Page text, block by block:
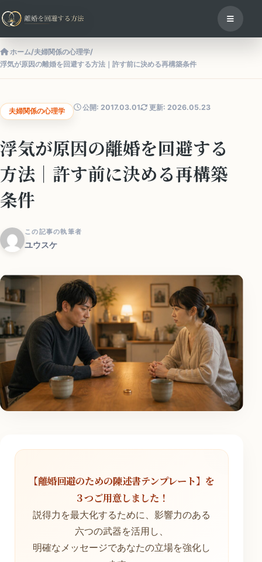
ホーム/夫婦関係の心理学/
浮気が原因の離婚を回避する方法｜許す前に決める再構築条件
夫婦関係の心理学 公開: 2017.03.01 更新: 2026.05.23
浮気が原因の離婚を回避する
方法｜許す前に決める再構築
条件
この記事の執筆者
ユウスケ
【離婚回避のための陳述書テンプレート】を
３つご用意しました！
説得力を最大化するために、影響力のある
六つの武器を活用し、
明確なメッセージであなたの立場を強化し